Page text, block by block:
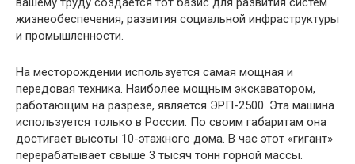
жизнеобеспечения, развития социальной инфраструктуры
и промышленности.
На месторождении используется самая мощная и
передовая техника. Наиболее мощным экскаватором,
работающим на разрезе, является ЭРП-2500. Эта машина
используется только в России. По своим габаритам она
достигает высоты 10-этажного дома. В час этот «гигант»
перерабатывает свыше 3 тысяч тонн горной массы.